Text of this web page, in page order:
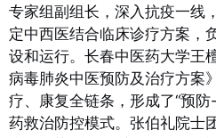
专家组副组长，深入抗疫一线
定中西医结合临床诊疗方案，
设和运行。长春中医药大学王
病毒肺炎中医预防及治疗方案
疗、康复全链条，形成了“预
药救治防控模式。张伯礼院士